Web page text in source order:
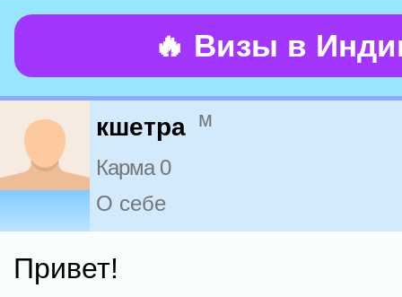
🔥 Визы в
кшетра м
Карма 0
О себе
Привет!